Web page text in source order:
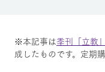
※本記事は季刊「立教
成したものです。定期